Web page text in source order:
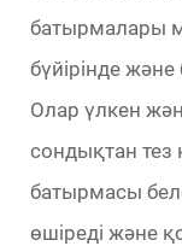
батырмалары
бүйірінде
Олар үлкен
сондықтан тез
батырмасы
өшіреді және